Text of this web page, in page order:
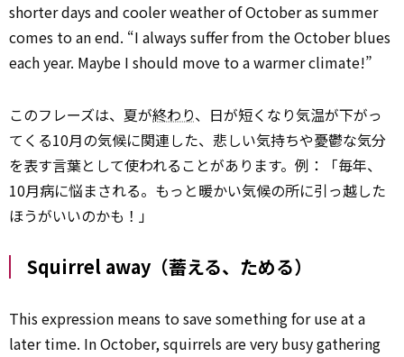
shorter days and cooler weather of October as summer
comes to an end. “I always suffer from the October blues
each year. Maybe I should move to a warmer climate!”
このフレーズは、夏が終わり、日が短くなり気温が下がっ
てくる10月の気候に関連した、悲しい気持ちや憂鬱な気分
を表す言葉として使われることがあります。例：「毎年、
10月病に悩まされる。もっと暖かい気候の所に引っ越した
ほうがいいのかも！」
Squirrel away（蓄える、ためる）
This expression means to save something for use at a
later time. In October, squirrels are very busy gathering